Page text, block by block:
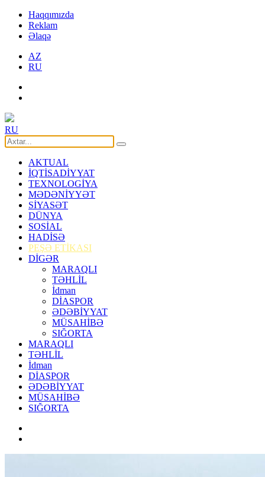
Haqqımızda
Reklam
Əlaqə
AZ
RU
RU
AKTUAL
İQTİSADİYYAT
TEXNOLOGİYA
MƏDƏNİYYƏT
SİYASƏT
DÜNYA
SOSİAL
HADİSƏ
PEŞƏ ETİKASI
DİGƏR
MARAQLI
TƏHLİL
İdman
DİASPOR
ƏDƏBİYYAT
MÜSAHİBƏ
SIĞORTA
MARAQLI
TƏHLİL
İdman
DİASPOR
ƏDƏBİYYAT
MÜSAHİBƏ
SIĞORTA